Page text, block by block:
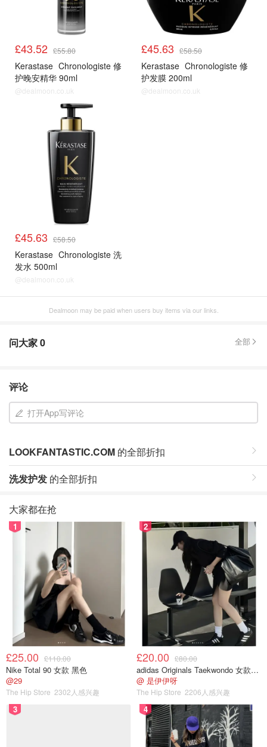
£43.52 £55.80
Kerastase Chronologiste 修
护晚安精华 90ml
@dealmoon.co.uk
£45.63 £58.50
Kerastase Chronologiste 修
护发膜 200ml
@dealmoon.co.uk
£45.63 £58.50
Kerastase Chronologiste 洗
发水 500ml
@dealmoon.co.uk
Dealmoon may be paid when users buy items via our links.
问大家0 全部
评论
打开App写评论
LOOKFANTASTIC.COM 的全部折扣
洗发护发 的全部折扣
大家都在抢
1
£25.00 £110.00
Nike Total 90 女款 黑色
@29
The Hip Store 2302人感兴趣
2
£20.00 £80.00
adidas Originals Taekwondo 女款黑色运动鞋
@ 是伊伊呀
The Hip Store 2206人感兴趣
3 4